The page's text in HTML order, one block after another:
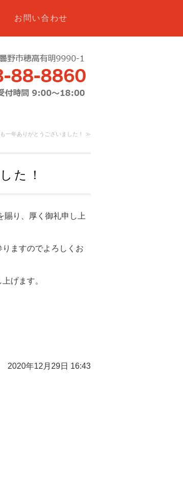
お問い合わせ
一年ありがとうございました！ ≫
た！
賜り、厚く御礼申し上
ますのでよろしくお
げます。
2020年12月29日 16:43